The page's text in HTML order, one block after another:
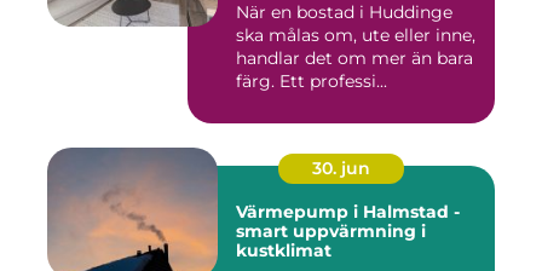
När en bostad i Huddinge
ska målas om, ute eller inne,
handlar det om mer än bara
färg. Ett professi...
30. jun
Värmepump i Halmstad -
smart uppvärmning i
kustklimat